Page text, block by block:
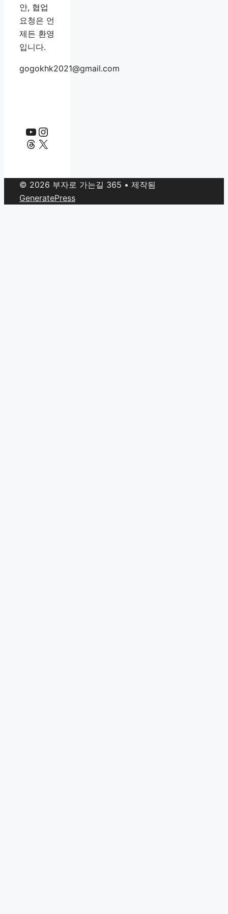
안, 협업
요청은 언
제든 환영
입니다.
gogokhk2021@gmail.com
YouTube
Instagram
Threads
X
© 2026 부자로 가는길 365 • 제작됨
GeneratePress